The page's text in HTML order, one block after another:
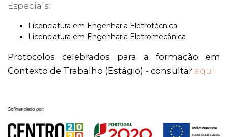
Especiais:
Licenciatura em Engenharia Eletrotécnica
Licenciatura em Engenharia Eletromecânica
Protocolos celebrados para a formação em
Contexto de Trabalho (Estágio) - consultar aqui